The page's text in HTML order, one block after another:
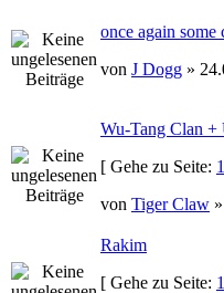
once again some
von J Dogg »
Wu-Tang Clan +
[ Gehe zu Seite: 1
von Tiger Claw
Rakim
[ Gehe zu Seite: 1